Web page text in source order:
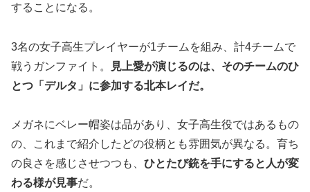
することになる。
3名の女子高生プレイヤーが1チームを組み、計4チームで
戦うガンファイト。
見上愛が演じるのは、そのチームのひ
とつ「デルタ」に参加する北本レイだ。
メガネにベレー帽姿は品があり、女子高生役ではあるもの
の、これまで紹介したどの役柄とも雰囲気が異なる。育ち
の良さを感じさせつつも、 ひとたび銃を手にすると人が変
わる様が見事だ。